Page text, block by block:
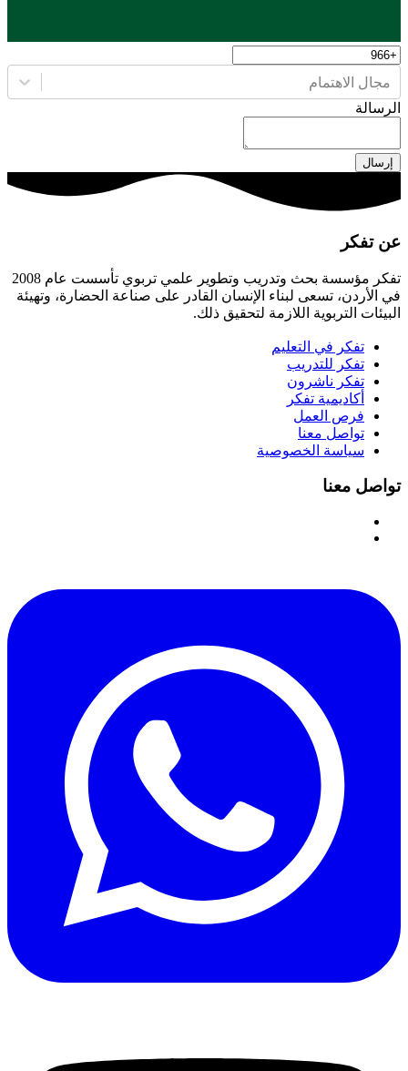
مجال الاهتمام
الرسالة
إرسال
عن تفكر
تفكر مؤسسة بحث وتدريب وتطوير علمي تربوي تأسست عام 2008
في الأردن، تسعى لبناء الإنسان القادر على صناعة الحضارة، وتهيئة
البيئات التربوية اللازمة لتحقيق ذلك.
تفكر في التعليم
تفكر للتدريب
تفكر ناشرون
أكاديمية تفكر
فرص العمل
تواصل معنا
سياسة الخصوصية
تواصل معنا